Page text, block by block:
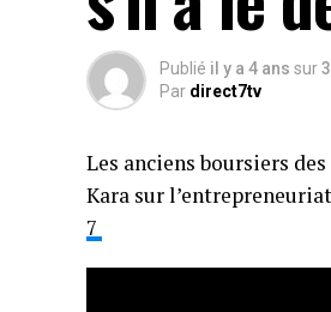
Publié il y a 4 ans sur
Par direct7tv
Les anciens boursiers
Kara sur
7